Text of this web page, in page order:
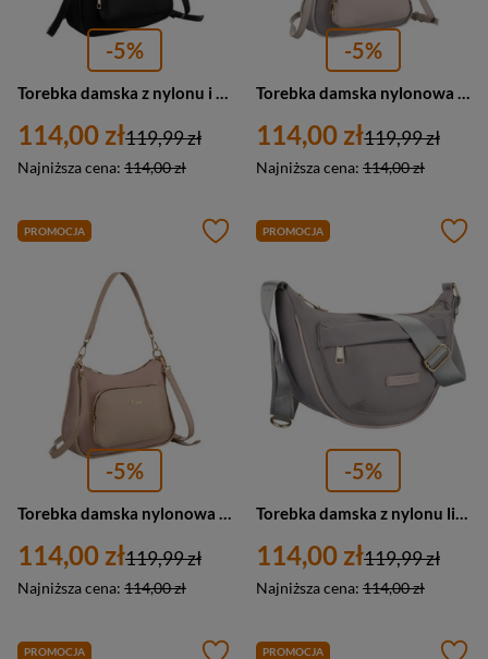
-5%
114,00 zł
Najniższa cena: 114,00 zł
119,99 zł
-5%
114,00 zł
Najniższa cena: 114,00 zł
119,99 zł
PROMOCJA
-5%
Torebka damska nylonowa listonoszka miejska Peterson JN-16 mała różowa
114,00 zł
Najniższa cena: 114,00 zł
119,99 zł
PROMOCJA
-5%
Torebka damska z nylonu listonoszka na regulowanym pasku Peterson JN-14 mała szara
114,00 zł
Najniższa cena: 114,00 zł
119,99 zł
PROMOCJA PROMOCJA